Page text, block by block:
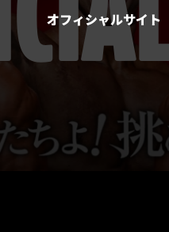
オフィシャルサイト